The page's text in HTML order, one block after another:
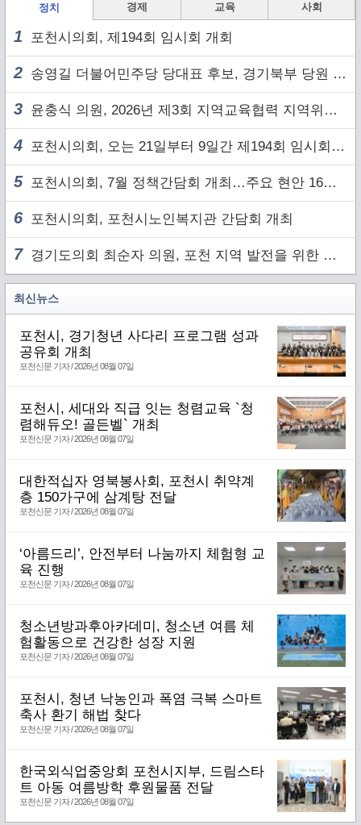
정치 경제 교육 사회
1 포천시의회, 제194회 임시회 개회
2 송영길 더불어민주당 당대표 후보, 경기북부 당원 및 2030 세대와 ‘소통 행보’
3 윤충식 의원, 2026년 제3회 지역교육협력 지역위원회 주재
4 포천시의회, 오는 21일부터 9일간 제194회 임시회 개회
5 포천시의회, 7월 정책간담회 개최…주요 현안 16건 점검
6 포천시의회, 포천시노인복지관 간담회 개최
7경기도의회 최순자 의원, 포천 지역 발전을 위한 정담회 개최
최신뉴스
포천시, 경기청년 사다리 프로그램 성과
공유회 개최
포천신문 기자 / 2026년 08월 07일
포천시, 세대와 직급 잇는 청렴교육 `청
렴해듀오! 골든벨` 개최
포천신문 기자 / 2026년 08월 07일
대한적십자 영북봉사회, 포천시 취약계
층 150가구에 삼계탕 전달
포천신문 기자 / 2026년 08월 07일
‘아름드리’, 안전부터 나눔까지 체험형 교
육 진행
포천신문 기자 / 2026년 08월 07일
청소년방과후아카데미, 청소년 여름 체
험활동으로 건강한 성장 지원
포천신문 기자 / 2026년 08월 07일
포천시, 청년 낙농인과 폭염 극복 스마트
축사 환기 해법 찾다
포천신문 기자 / 2026년 08월 07일
한국외식업중앙회 포천시지부, 드림스타
트 아동 여름방학 후원물품 전달
포천신문 기자 / 2026년 08월 07일